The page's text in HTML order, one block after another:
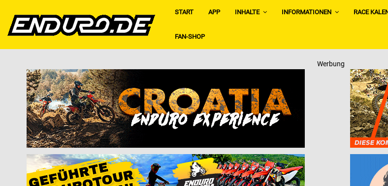
START APP INHALTE INFORMATIONEN RACE
FAN-SHOP
Werbung